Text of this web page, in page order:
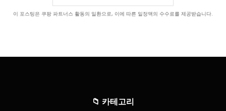
이 포스팅은 쿠팡 파트너스 활동의 일환으로, 이에 따른 일정액의 수수료를 제공받습니다.
📁 카테고리